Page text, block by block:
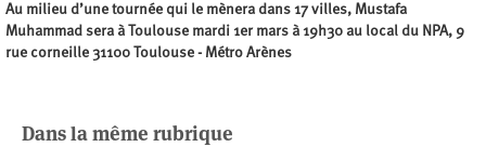
Au milieu d’une tournée qui le mènera dans 17 villes, Mustafa
Muhammad sera à Toulouse mardi 1er mars à 19h30 au local du NPA, 9
rue corneille 31100 Toulouse - Métro Arènes
Dans la même rubrique